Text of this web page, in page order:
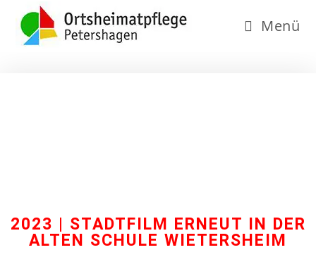
Menü
2023 | STADTFILM ERNEUT IN DER
ALTEN SCHULE WIETERSHEIM